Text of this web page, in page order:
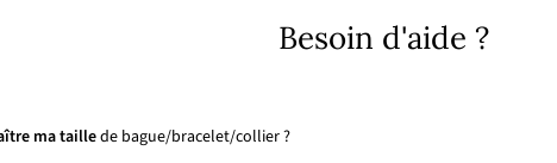
Besoin d'aide ?
ma taillede bague/bracelet/collier ?